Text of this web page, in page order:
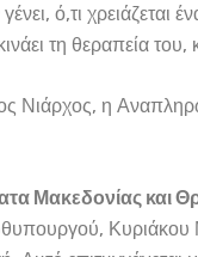
ό,τι
τη θεραπεία
Νιάρχος, η
Μακεδονίας και